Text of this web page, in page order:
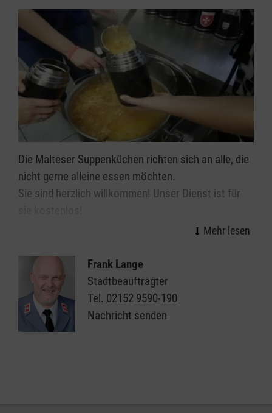
Die Malteser Suppenküchen richten sich an alle, die
nicht gerne alleine essen möchten.
Sie sind herzlich willkommen! Unser Dienst ist für
Die Ausgabe-Termine sind jeweils jeden 1. und 3.
Mittwoch von 12:00 – 14:00 Uhr, im
Gemeindezentrum
Ev. Thomaskirche
Kerkener Straße 11
Frank Lange
Stadtbeauftragter
Tel. 02152 9590-190
Nachricht senden